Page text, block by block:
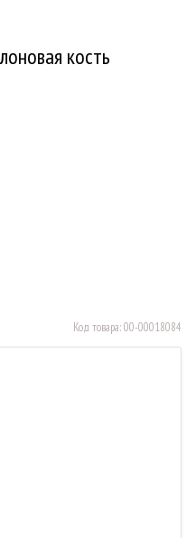
кость
Код товара:00-00018084